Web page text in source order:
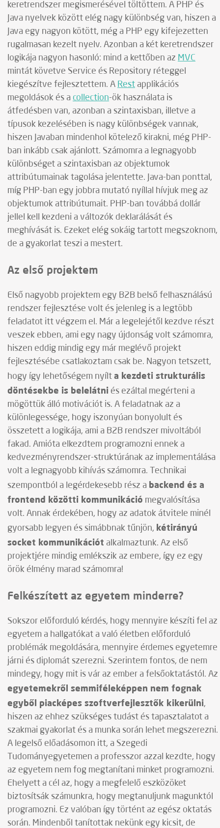
keretrendszer megismerésével töltöttem. A PHP és
Java nyelvek között elég nagy különbség van, hiszen a
Java egy nagyon kötött, még a PHP egy kifejezetten
rugalmasan kezelt nyelv. Azonban a két keretrendszer
logikája nagyon hasonló: mind a kettőben az MVC
mintát követve Service és Repository réteggel
kiegészítve fejlesztettem. A Rest applikációs
megoldások és a collection-ök használata is
átfedésben van, azonban a szintaxisban, illetve a
típusok kezelésében is nagy különbségek vannak,
hiszen Javaban mindenhol kötelező kirakni, még PHP-
ban inkább csak ajánlott. Számomra a legnagyobb
különbséget a szintaxisban az objektumok
attribútumainak tagolása jelentette. Java-ban ponttal,
míg PHP-ban egy jobbra mutató nyíllal hívjuk meg az
objektumok attribútumait. PHP-ban továbbá dollár
jellel kell kezdeni a változók deklarálását és
meghívását is. Ezeket elég sokáig tartott megszoknom,
de a gyakorlat teszi a mestert.
Az első projektem
Első nagyobb projektem egy B2B belső felhasználású
rendszer fejlesztése volt és jelenleg is a legtöbb
feladatot itt végzem el. Már a legelejétől kezdve részt
veszek ebben, ami egy nagy újdonság volt számomra,
hiszen eddig mindig egy már meglévő projekt
fejlesztésébe csatlakoztam csak be. Nagyon tetszett,
hogy így lehetőségem nyílt a kezdeti strukturális
döntésekbe is belelátni és ezáltal megérteni a
mögöttük álló motivációt is. A feladatnak az a
különlegessége, hogy iszonyúan bonyolult és
összetett a logikája, ami a B2B rendszer mivoltából
fakad. Amióta elkezdtem programozni ennek a
kedvezményrendszer-struktúrának az implementálása
volt a legnagyobb kihívás számomra. Technikai
szempontból a legérdekesebb rész a backend és a
frontend közötti kommunikáció megvalósítása
volt. Annak érdekében, hogy az adatok átvitele minél
gyorsabb legyen és simábbnak tűnjön, kétirányú
socket kommunikációt alkalmaztunk. Az első
projektjére mindig emlékszik az embere, így ez egy
örök élmény marad számomra!
Felkészített az egyetem minderre?
Sokszor előforduló kérdés, hogy mennyire készíti fel az
egyetem a hallgatókat a való életben előforduló
problémák megoldására, mennyire érdemes egyetemre
járni és diplomát szerezni. Szerintem fontos, de nem
mindegy, hogy mit is vár az ember a felsőoktatástól. Az
egyetemekről semmiféleképpen nem fognak
egyből piacképes szoftverfejlesztők kikerülni,
hiszen az ehhez szükséges tudást és tapasztalatot a
szakmai gyakorlat és a munka során lehet megszerezni.
A legelső előadásomon itt, a Szegedi
Tudományegyetemen a professzor azzal kezdte, hogy
az egyetem nem fog megtanítani minket programozni.
Ehelyett a cél az, hogy a megfelelő eszközöket
biztosítsák számunkra, hogy megtanuljunk magunktól
programozni. Ez valóban így történt az egész oktatás
során. Mindenből tanítottak nekünk egy kicsit, de